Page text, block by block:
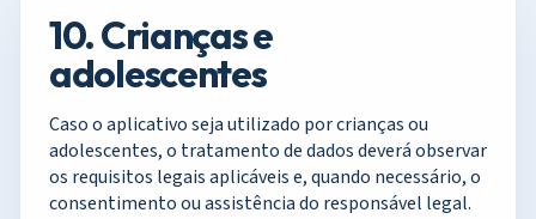
10. Crianças e
adolescentes
Caso o aplicativo seja utilizado por crianças ou
adolescentes, o tratamento de dados deverá observar
os requisitos legais aplicáveis e, quando necessário, o
consentimento ou assistência do responsável legal.